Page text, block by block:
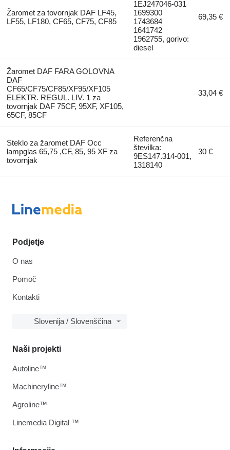
Žaromet za tovornjak DAF LF45,
LF55, LF180, CF65, CF75, CF85
1EJ247046-031
1699300
1743684
1641742
1962755, gorivo:
diesel
69,35 €
Žaromet DAF FARA GOLOVNA
DAF
CF65/CF75/CF85/XF95/XF105
ELEKTR. REGUL. LIV. 1 za
tovornjak DAF 75CF, 95XF, XF105,
65CF, 85CF
33,04 €
Steklo za žaromet DAF Occ
lampglas 65,75 ,CF, 85, 95 XF za
tovornjak
Referenčna
številka:
9ES147.314-001,
1318140
30 €
Podjetje
O nas
Pomoč
Kontakti
Slovenija / Slovenščina
Naši projekti
Autoline™
Machineryline™
Agroline™
Linemedia Digital ™